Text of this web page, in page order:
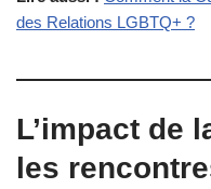
des Relations LGBTQ+ ?
L’impact de
les